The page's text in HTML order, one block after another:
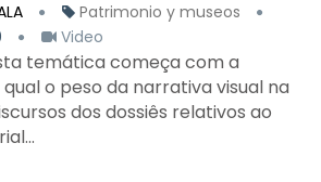
Patrimonio y museos
Video
temática começa com a
o peso da narrativa visual na
dos dossiês relativos ao